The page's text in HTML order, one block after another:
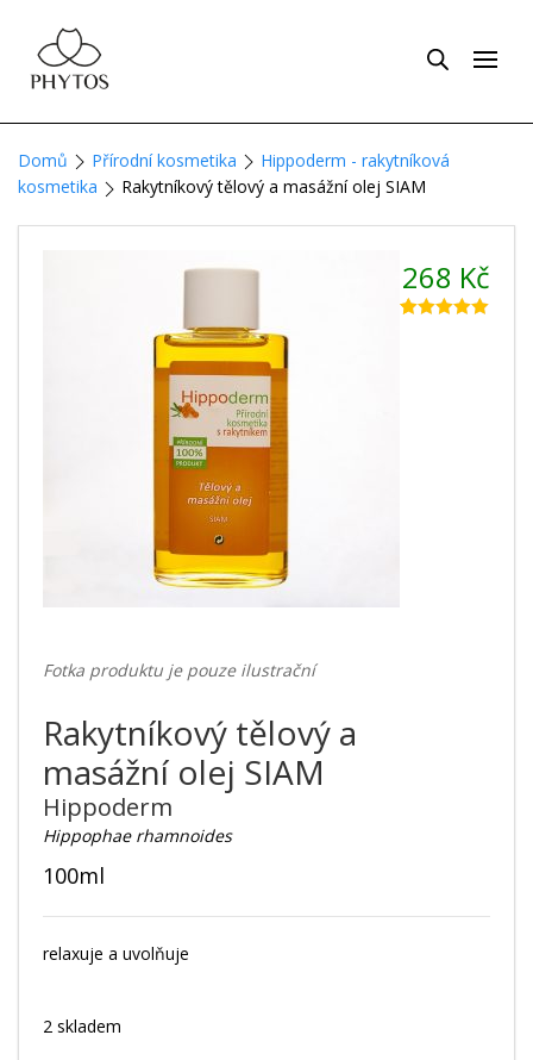
Domů Přírodní kosmetika
Hippoderm - rakytníková
kosmetika
Rakytníkový tělový a masážní olej SIAM
Fotka produktu je pouze ilustrační
Rakytníkový tělový a
masážní olej SIAM
Hippoderm
Hippophae rhamnoides
100ml
relaxuje a uvolňuje
268 Kč
2 skladem